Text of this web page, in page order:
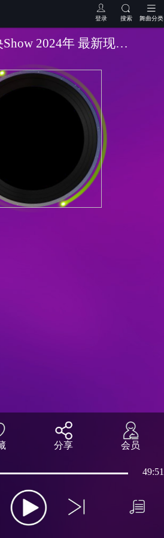
登录 搜索 舞曲分类
沈阳午夜·未央Show 2024年 最新现场 第二场 DJ巍巍 Mc vivi
分享 会员
49:51